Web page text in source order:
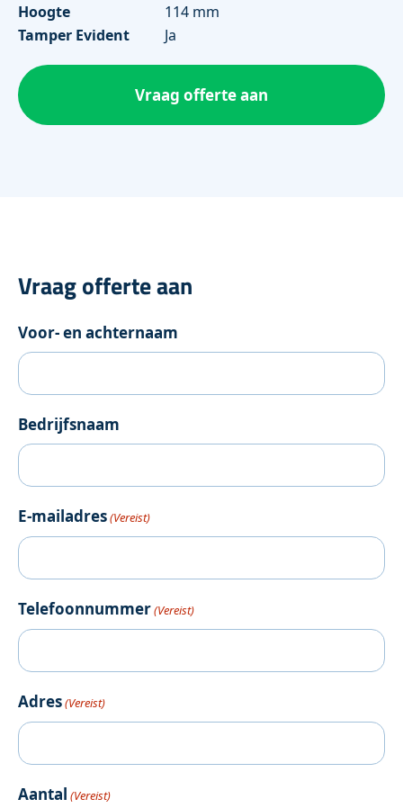
Hoogte
114 mm
Tamper Evident
Ja
Vraag offerte aan
Vraag offerte aan
Voor- en achternaam
Bedrijfsnaam
E-mailadres(Vereist)
Telefoonnummer(Vereist)
Adres(Vereist)
Aantal (Vereist)